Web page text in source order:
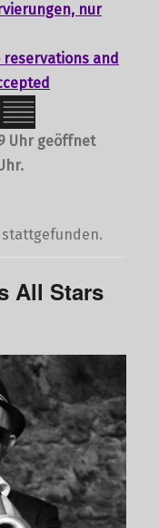
nur
reservations and
Uhr geöffnet
All Stars